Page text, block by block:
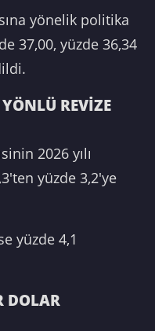
yönelik politika
37,00, yüzde 36,34
REVİZE
2026 yılı
yüzde 3,2'ye
yüzde 4,1
DOLAR